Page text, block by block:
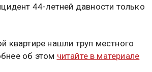
44-летней давности только
квартире нашли труп местного
об этом читайте в материале